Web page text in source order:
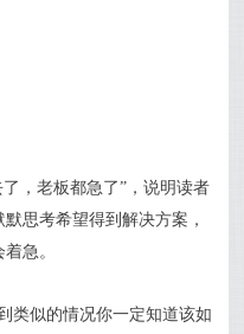
了，老板都急了”，说明读者
思考希望得到解决方案，
急。
类似的情况你一定知道该如